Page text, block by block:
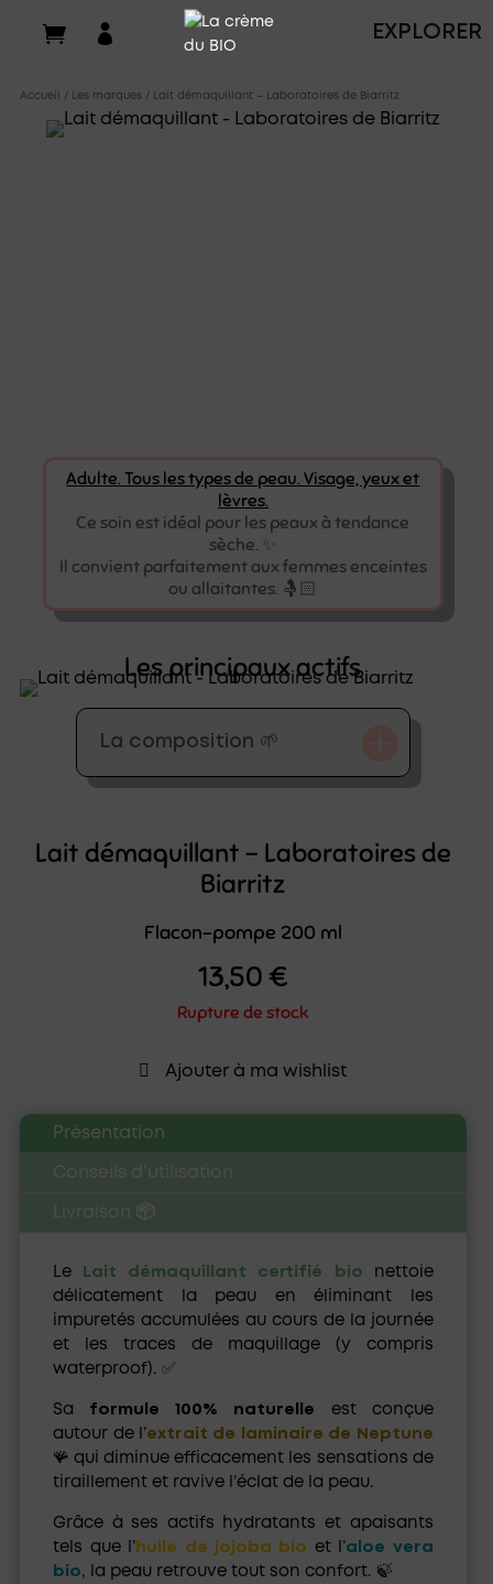
EXPLORER

Accueil / Les marques / Lait démaquillant – Laboratoires de Biarritz
Adulte. Tous les types de peau. Visage, yeux et
lèvres.
Ce soin est idéal pour les peaux à tendance
sèche. ✨
Il convient parfaitement aux femmes enceintes
ou allaitantes. 🤱🏻
Les principaux actifs
La composition 🌱
Lait démaquillant – Laboratoires de
Biarritz
Flacon-pompe 200 ml
13,50€
Rupture de stock
Ajouter à ma wishlist
Présentation
Conseils d'utilisation
Livraison 📦
Le Lait démaquillant certifié bio nettoie
délicatement la peau en éliminant les
impuretés accumulées au cours de la journée
et les traces de maquillage (y compris
waterproof). ✅
Sa formule 100% naturelle
est conçue
autour de l’extrait de laminaire de Neptune
🪸 qui diminue efficacement les sensations de
tiraillement et ravive l’éclat de la peau.
Grâce à ses actifs hydratants et apaisants
tels que l’ huile de jojoba bio et l’aloe vera
bio, la peau retrouve tout son confort. 🍃